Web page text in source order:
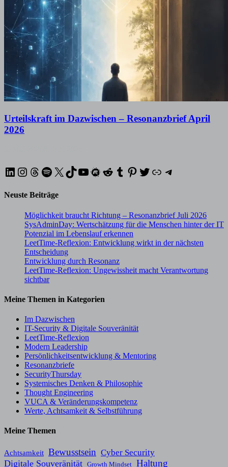
Urteilskraft im Dazwischen – Resonanzbrief April
2026
LinkedIn
Instagram
Threads
Spotify
X TikTok
YouTube
Meetup
Reddit
Tumblr
Pinterest
Twitter
XINGTelegram
Neuste Beiträge
Möglichkeit braucht Richtung – Resonanzbrief Juli 2026
SysAdminDay: Wertschätzung für die Menschen hinter der IT
Potenzial im Lebenslauf erkennen
LeetTime-Reflexion: Entwicklung wirkt in der nächsten
Entscheidung
Entwicklung durch Resonanz
LeetTime-Reflexion: Ungewissheit macht Verantwortung
sichtbar
Meine Themen in Kategorien
Im Dazwischen
IT-Security & Digitale Souveränität
LeetTime-Reflexion
Modern Leadership
Persönlichkeitsentwicklung & Mentoring
Resonanzbriefe
SecurityThursday
Systemisches Denken & Philosophie
Thought Engineering
VUCA & Veränderungskompetenz
Werte, Achtsamkeit & Selbstführung
Meine Themen
Achtsamkeit Bewusstsein Cyber Security
Digitale Souveränität Growth Mindset Haltung